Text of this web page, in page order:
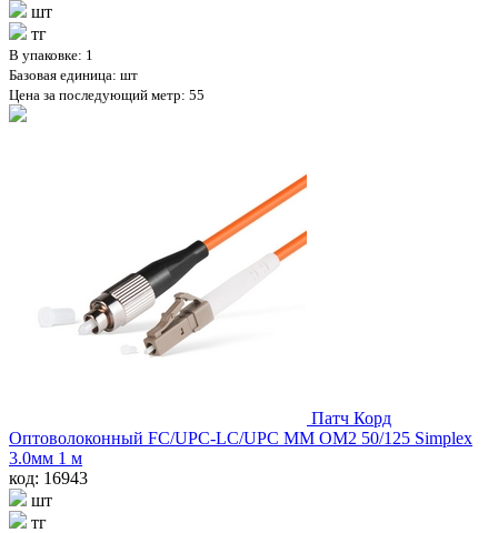
шт
тг
В упаковке: 1
Базовая единица: шт
Цена за последующий метр: 55
Патч Корд
Оптоволоконный FC/UPC-LC/UPC MM OM2 50/125 Simplex
3.0мм 1 м
код: 16943
шт
тг